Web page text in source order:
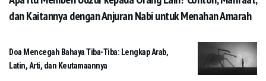
dan Kaitannya dengan Anjuran Nabi untuk Menahan Amarah
Doa Mencegah Bahaya Tiba-Tiba: Lengkap Arab,
Latin, Arti, dan Keutamaannya